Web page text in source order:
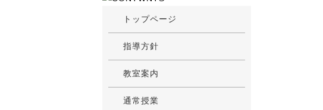
トップページ
指導方針
教室案内
通常授業